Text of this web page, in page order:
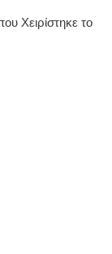
Χειρίστηκε το